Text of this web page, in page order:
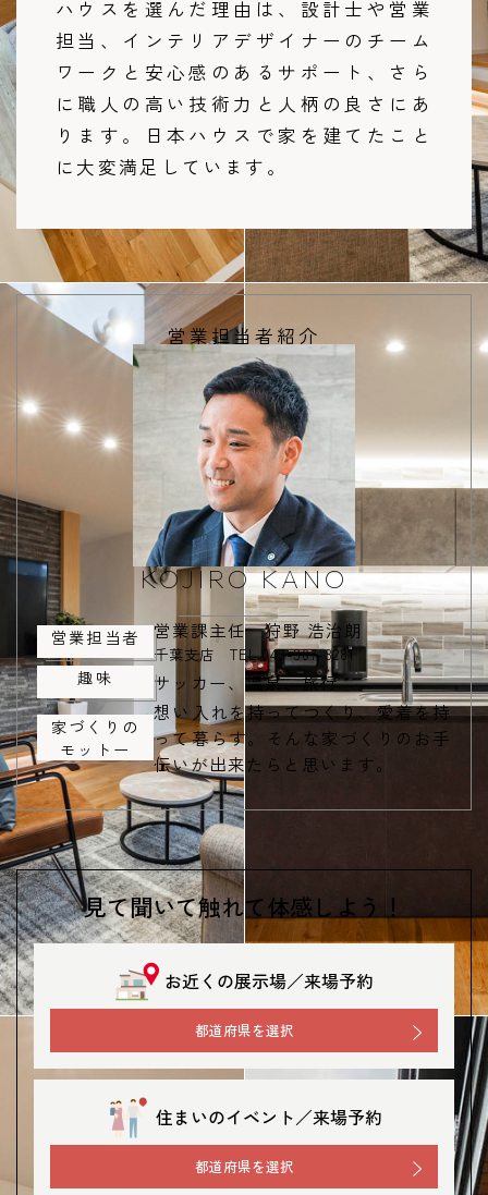
ハウスを選んだ理由は、設計士や営業
担当、インテリアデザイナーのチーム
ワークと安心感のあるサポート、さら
に職人の高い技術力と人柄の良さにあ
ります。日本ハウスで家を建てたこと
に大変満足しています。
営業担当者紹介
KOJIRO KANO
営業担当者 営業課主任 狩野 浩治朗
千葉支店 TEL.043-307-8281
趣味 サッカー、温泉、旅行
家づくりの
モットー
想い入れを持ってつくり、愛着を持
って暮らす。
そんな家づくりのお手
伝いが出来たらと思います。
見て聞いて触れて体感しよう！
お近くの展示場／来場予約
都道府県を選択
住まいのイベント／来場予約
都道府県を選択